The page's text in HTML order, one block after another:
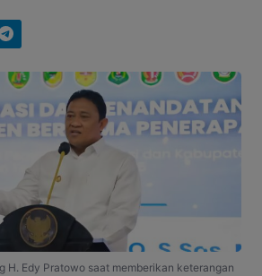
H. Edy Pratowo saat memberikan keterangan